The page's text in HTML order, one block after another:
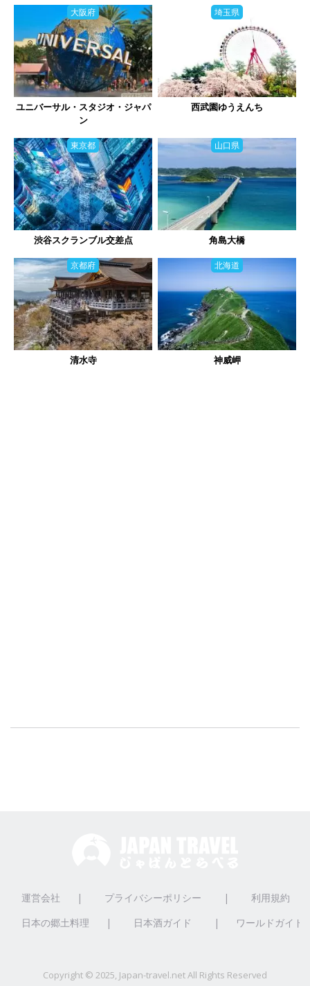
大阪府
ユニバーサル・スタジオ・ジャパ
ン
埼玉県
西武園ゆうえんち
東京都
渋谷スクランブル交差点
山口県
角島大橋
京都府
清水寺
北海道
神威岬
運営会社 | プライバシーポリシー |
利用規約
日本の郷土料理
| 日本酒ガイド | ワールドガイド
Copyright © 2025, Japan-travel.net All Rights Reserved